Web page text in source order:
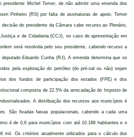
Michel Temer, de não admitir uma emenda dos
Pinheiro (RS) por falta de assinaturas de apoio. Temer
do presidente da Câmara cabe recurso ao Plenário,
e de Cidadania (CCJ), no caso de apresentação em
será resolvida pelo seu presidente, cabendo recurso a
Eduardo Cunha (RJ). A emenda determina que os
pela exploração do petróleo (do pré-sal ou não) sejam
dos fundos de participação dos estados (FPE) e dos
composta de 22,5% da arrecadação do Imposto de
A distribuição dos recursos aos municípios é
São fixadas faixas populacionais, cabendo a cada uma
é de 0,6 para municípios com até 10.188 habitantes e o
mil. Os critérios atualmente utilizados para o cálculo dos